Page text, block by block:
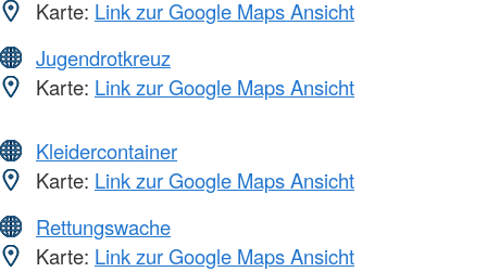
Karte: Link zur Google Maps Ansicht
Jugendrotkreuz
Karte: Link zur Google Maps Ansicht
Kleidercontainer
Karte: Link zur Google Maps Ansicht
Rettungswache
Karte: Link zur Google Maps Ansicht